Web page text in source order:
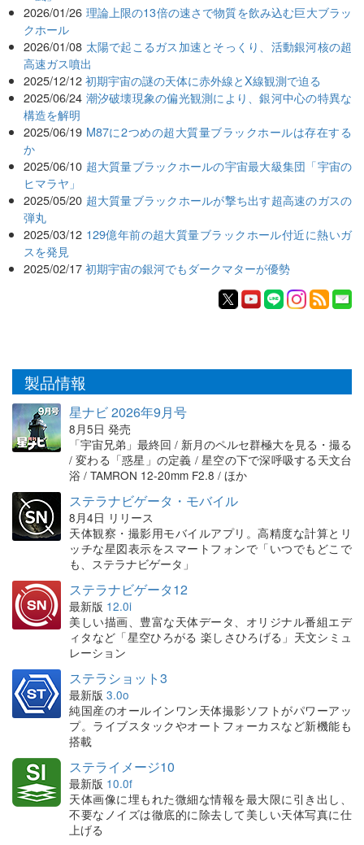
2026/01/26 理論上限の13倍の速さで物質を飲み込む巨大ブラッ
クホール
2026/01/08 太陽で起こるガス加速とそっくり、活動銀河核の超
高速ガス噴出
2025/12/12 初期宇宙の謎の天体に赤外線とX線観測で迫る
2025/06/24 潮汐破壊現象の偏光観測により、銀河中心の特異な
構造を解明
2025/06/19 M87に2つめの超大質量ブラックホールは存在する
か
2025/06/10 超大質量ブラックホールの宇宙最大級集団「宇宙の
ヒマラヤ」
2025/05/20 超大質量ブラックホールが撃ち出す超高速のガスの
弾丸
2025/03/12 129億年前の超大質量ブラックホール付近に熱いガ
スを発見
2025/02/17 初期宇宙の銀河でもダークマターが優勢
製品情報
星ナビ 2026年9月号
8月5日 発売
「宇宙兄弟」最終回 / 新月のペルセ群極大を見る・撮る
/ 変わる「惑星」の定義 / 星空の下で深呼吸する天文台
浴 / TAMRON 12-20mm F2.8 / ほか
ステラナビゲータ・モバイル
8月4日 リリース
天体観察・撮影用モバイルアプリ。高精度な計算とリ
ッチな星図表示をスマートフォンで「いつでもどこで
も、ステラナビゲータ」
ステラナビゲータ12
最新版 12.0i
美しい描画、豊富な天体データ、オリジナル番組エデ
ィタなど「星空ひろがる 楽しさひろげる」天文シミュ
レーション
ステラショット3
最新版 3.0o
純国産のオールインワン天体撮影ソフトがパワーアッ
プ。ライブスタックやオートフォーカスなど新機能も
搭載
ステライメージ10
最新版 10.0f
天体画像に埋もれた微細な情報を最大限に引き出し、
不要なノイズは徹底的に除去して美しい天体写真に仕
上げる